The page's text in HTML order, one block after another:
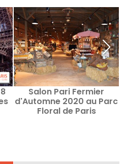
Salon Pari Fermier
d'Automne 2020 au Parc
Floral de Paris